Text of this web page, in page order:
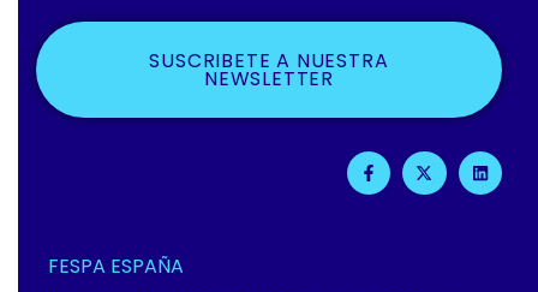
SUSCRIBETE A NUESTRA
NEWSLETTER
F
A
C
X
-
T
L
I
N
FESPA ESPAÑA